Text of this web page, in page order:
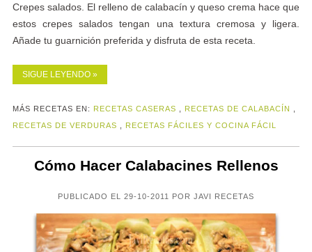
Crepes salados. El relleno de calabacín y queso crema hace que
estos crepes salados tengan una textura cremosa y ligera.
Añade tu guarnición preferida y disfruta de esta receta.
SIGUE LEYENDO »
MÁS RECETAS EN: RECETAS CASERAS RECETAS DE CALABACÍN
RECETAS DE VERDURAS
RECETAS FÁCILES Y COCINA FÁCIL
Cómo Hacer Calabacines Rellenos
PUBLICADO EL 29-10-2011 POR JAVI RECETAS